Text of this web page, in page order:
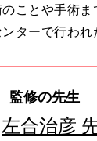
ことや手術
ターで行われ
監修の先生
左合治彦